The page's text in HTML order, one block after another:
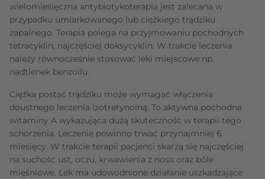
wielomiesięczna antybiotykoterapia jest zalecana w
przypadku umiarkowanego lub ciężkiego trądziku
zapalnego. Terapia polega na przyjmowaniu pochodnych
tetracyklin, najczęściej doksycyklin. W trakcie leczenia
należy równocześnie stosować leki miejscowe np.
nadtlenek benzoilu.
Ciężka postać trądziku może wymagać włączenia
doustnego leczenia izotretynoiną. To aktywna pochodna
witaminy A wykazująca dużą skuteczność w terapii tego
schorzenia. Leczenie powinno trwać przynajmniej 6
miesięcy. W trakcie terapii pacjenci skarżą się najczęściej
na suchość ust, oczu, krwawienia z nosa oraz bóle
mięśniowe. Lek ma udowodnione działanie uszkadzające